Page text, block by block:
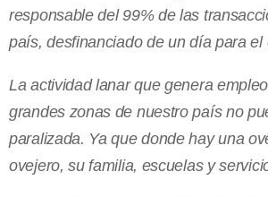
responsable del 99% de las
país, desfinanciado de un día para el
La actividad lanar que genera
grandes zonas de nuestro país no
paralizada. Ya que donde hay una
ovejero, su familia, escuelas y